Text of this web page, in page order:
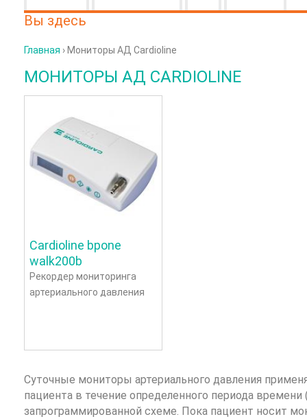
Вы здесь
Главная › Мониторы АД Cardioline
МОНИТОРЫ АД CARDIOLINE
Cardioline bpone
walk200b
Рекордер мониторинга
артериального давления
Суточные мониторы артериального давления
пациента в течение определенного периода времени
запрограммированной схеме. Пока пациент носит